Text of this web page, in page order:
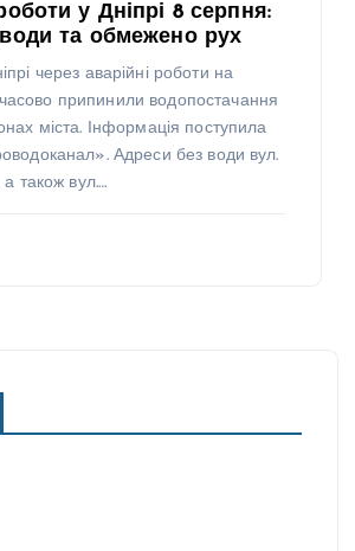
у Дніпрі 8 серпня:
та обмежено рух
через аварійні роботи на
припинили водопостачання
міста. Інформація поступила
Адреси без води вул.
а також вул.…